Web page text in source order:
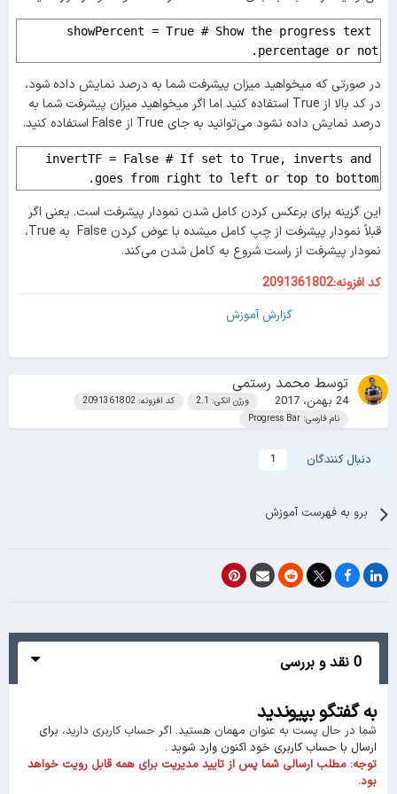
showPercent = True # Show the progress text
percentage or not.
در صورتی که میخواهید میزان پیشرفت شما به درصد نمایش داده شود،
در کد بالا از True استفاده کنید اما اگر میخواهید میزان پیشرفت شما به
درصد نمایش داده نشود می‌توانید به جای True از False استفاده کنید.
invertTF = False # If set to True, inverts and
goes from right to left or top to bottom.
این گزینه برای برعکس کردن کامل شدن نمودار پیشرفت است. یعنی اگر
قبلاً نمودار پیشرفت از چپ کامل میشده با عوض کردن False به True،
نمودار پیشرفت از راست شروع به کامل شدن می‌کند.
کد افزونه:2091361802
گزارش آموزش
توسط محمد رستمی
24 بهمن، 2017 ورژن انکی: 2.1
کد افزونه: 2091361802
نام فارسی: Progress Bar
دنبال کنندگان 1
برو به فهرست آموزش
0 نقد و بررسی
به گفتگو بپیوندید
شما در حال پست به عنوان مهمان هستید. اگر حساب کاربری دارید، برای
ارسال با حساب کاربری خود اکنون وارد شوید .
توجه: مطلب ارسالی شما پس از تایید مدیریت برای همه قابل رویت خواهد
بود.